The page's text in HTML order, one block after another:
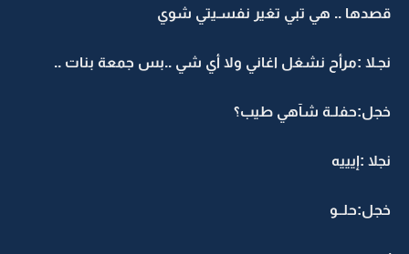
قصدها .. هي تبي تغير نفسـيتي شوي
نجـلا :مرأح نشغل اغاني ولا أي شي ..بس جمعة بنات ..
خجل:حفلـة شآهي طيب؟
نجلا :إيييه
خجل:حلــو